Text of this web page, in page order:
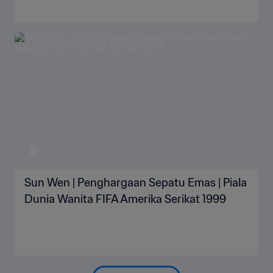
Sun Wen | Penghargaan Sepatu Emas | Piala
Dunia Wanita FIFA Amerika Serikat 1999